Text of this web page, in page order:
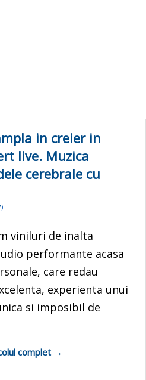
in creier in
live. Muzica
cerebrale cu
)
viniluri de inalta
performante acasa
care redau
experienta unui
si imposibil de
complet →